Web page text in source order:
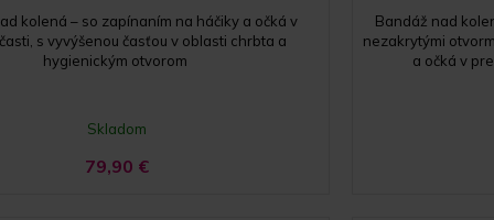
kolená – so zapínaním na háčiky a očká v
s vyvýšenou časťou v oblasti chrbta a
hygienickým otvorom
Skladom
79,90 €
Bandáž nad
nezakrytými
a očká v